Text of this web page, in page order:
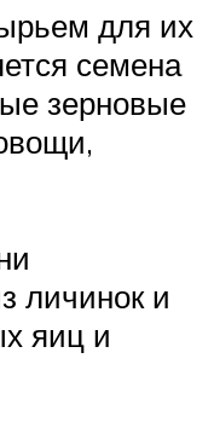
для их
семена
зерновые
личинок и
яиц и